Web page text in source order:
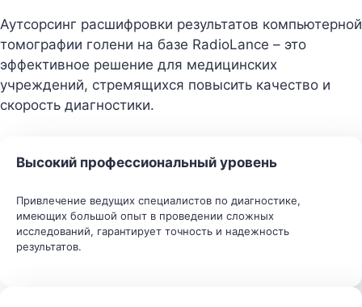
Аутсорсинг расшифровки результатов компьютерной
томографии голени на базе RadioLance – это
эффективное решение для медицинских
учреждений, стремящихся повысить качество и
скорость диагностики.
Высокий профессиональный уровень
Привлечение ведущих специалистов по диагностике,
имеющих большой опыт в проведении сложных
исследований, гарантирует точность и надежность
результатов.